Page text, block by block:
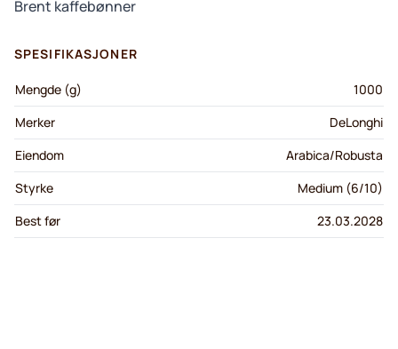
Brent kaffebønner
SPESIFIKASJONER
Mengde (g)
1000
Merker
DeLonghi
Eiendom
Arabica/Robusta
Styrke
Medium (6/10)
Best før
23.03.2028